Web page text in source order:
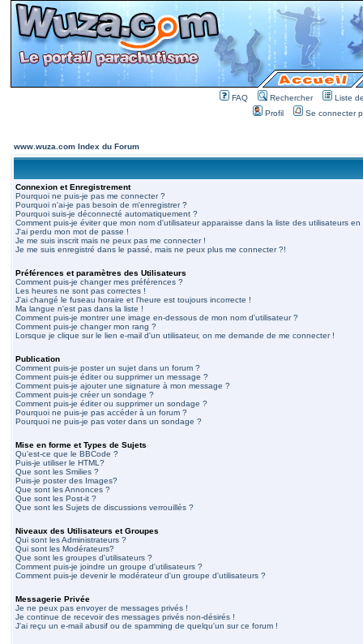
FAQ Rechercher
Liste
Profil
Se connecter
www.wuza.com Index du Forum
Connexion et Enregistrement
Pourquoi ne puis-je pas me connecter ?
Pourquoi n'ai-je pas besoin de m'enregistrer ?
Pourquoi suis-je déconnecté automatiquement ?
Comment puis-je éviter que mon nom d'utilisateur apparaisse dans la liste des utilisateurs en
J'ai perdu mon mot de passe !
Je me suis inscrit mais ne peux pas me connecter !
Je me suis enregistré dans le passé, mais ne peux plus me connecter ?!
Préférences et paramètres des Utilisateurs
Comment puis-je changer mes préférences ?
Les heures ne sont pas correctes !
J'ai changé le fuseau horaire et l'heure est toujours incorrecte !
Ma langue n'est pas dans la liste !
Comment puis-je montrer une image en-dessous de mon nom d'utilisateur ?
Comment puis-je changer mon rang ?
Lorsque je clique sur le lien e-mail d'un utilisateur, on me demande de me connecter !
Publication
Comment puis-je poster un sujet dans un forum ?
Comment puis-je éditer ou supprimer un message ?
Comment puis-je ajouter une signature à mon message ?
Comment puis-je créer un sondage ?
Comment puis-je éditer ou supprimer un sondage ?
Pourquoi ne puis-je pas accéder à un forum ?
Pourquoi ne puis-je pas voter dans un sondage ?
Mise en forme et Types de Sujets
Qu'est-ce que le BBCode ?
Puis-je utiliser le HTML?
Que sont les Smilies ?
Puis-je poster des Images?
Que sont les Annonces ?
Que sont les Post-it ?
Que sont les Sujets de discussions verrouillés ?
Niveaux des Utilisateurs et Groupes
Qui sont les Administrateurs ?
Qui sont les Modérateurs?
Que sont les groupes d'utilisateurs ?
Comment puis-je joindre un groupe d'utilisateurs ?
Comment puis-je devenir le modérateur d'un groupe d'utilisateurs ?
Messagerie Privée
Je ne peux pas envoyer de messages privés !
Je continue de recevoir des messages privés non-désirés !
J'ai reçu un e-mail abusif ou de spamming de quelqu'un sur ce forum !